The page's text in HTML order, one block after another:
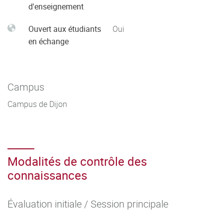
d'enseignement
Ouvert aux étudiants
en échange
Oui
Campus
Campus de Dijon
Modalités de contrôle des
connaissances
Évaluation initiale / Session principale